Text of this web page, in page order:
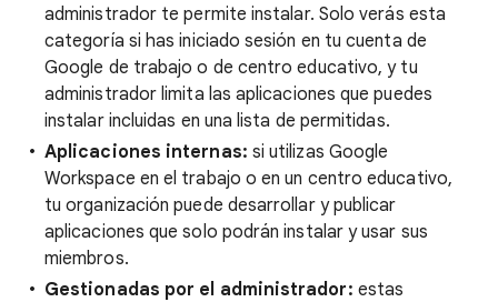
administrador te permite instalar. Solo verás esta
categoría si has iniciado sesión en tu cuenta de
Google de trabajo o de centro educativo, y tu
administrador limita las aplicaciones que puedes
instalar incluidas en una lista de permitidas.
Aplicaciones internas: si utilizas Google
Workspace en el trabajo o en un centro educativo,
tu organización puede desarrollar y publicar
aplicaciones que solo podrán instalar y usar sus
miembros.
Gestionadas por el administrador: estas